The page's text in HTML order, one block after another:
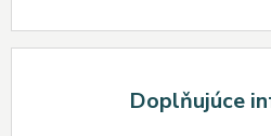
Doplňujúce